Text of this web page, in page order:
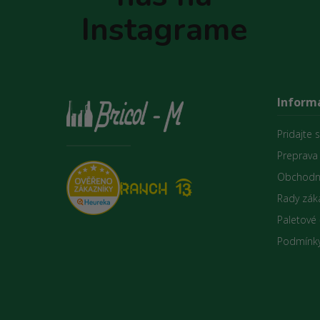
Instagrame
Pridajte
Rady